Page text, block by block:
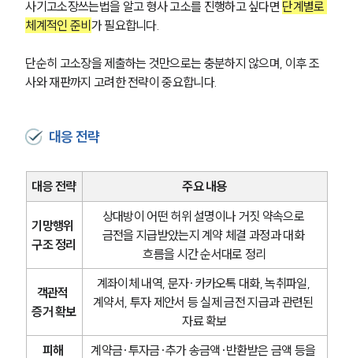
그룹소개
대륜의 강점
오시는 길
글로벌 파트너 로펌
고객의 소리
통합검색
AI대륜
업무사례
사기고소장쓰는법을 알고 형사 고소를 진행하고 싶다면 단계별로
체계적인 준비가 필요합니다.
단순히 고소장을 제출하는 것만으로는 충분하지 않으며, 이후 조
사와 재판까지 고려한 전략이 중요합니다.
대응 전략
대응 전략 주요 내용
기망행위
구조 정리
상대방이 어떤 허위 설명이나 거짓 약속으로
금전을 지급받았는지 계약 체결 과정과 대화
흐름을 시간 순서대로 정리
객관적
증거 확보
계좌이체 내역, 문자·카카오톡 대화, 녹취파일,
계약서, 투자 제안서 등 실제 금전 지급과 관련된
자료 확보
피해
계약금·투자금·추가 송금액·반환받은 금액 등을